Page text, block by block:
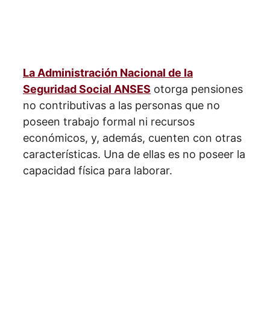
La Administración Nacional de la
Seguridad Social ANSES otorga pensiones
no contributivas a las personas que no
poseen trabajo formal ni recursos
económicos, y, además, cuenten con otras
características. Una de ellas es no poseer la
capacidad física para laborar.